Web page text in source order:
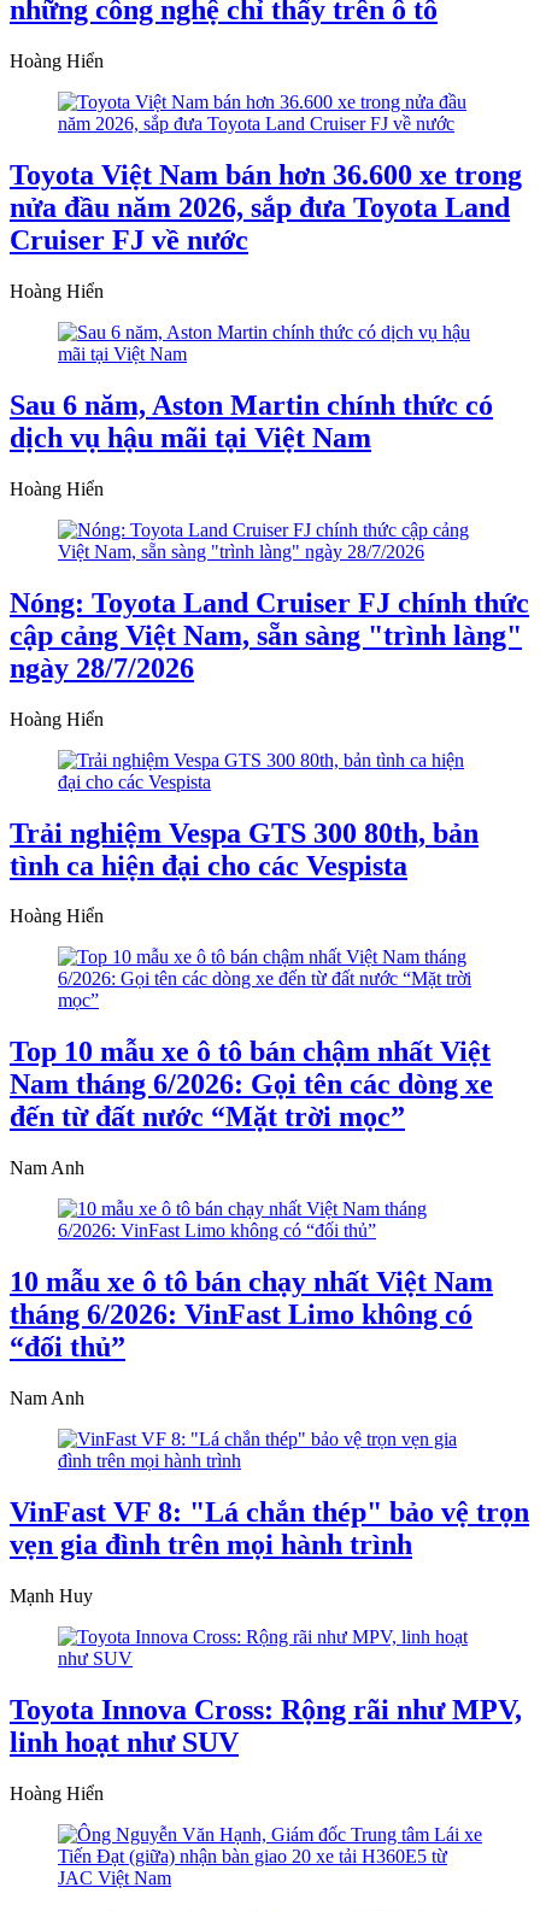
những công nghệ chỉ thấy trên ô tô
Hoàng Hiển
Toyota Việt Nam bán hơn 36.600 xe trong
nửa đầu năm 2026, sắp đưa Toyota Land
Cruiser FJ về nước
Hoàng Hiển
Sau 6 năm, Aston Martin chính thức có
dịch vụ hậu mãi tại Việt Nam
Hoàng Hiển
Nóng: Toyota Land Cruiser FJ chính thức
cập cảng Việt Nam, sẵn sàng "trình làng"
ngày 28/7/2026
Hoàng Hiển
Trải nghiệm Vespa GTS 300 80th, bản
tình ca hiện đại cho các Vespista
Hoàng Hiển
Top 10 mẫu xe ô tô bán chậm nhất Việt
Nam tháng 6/2026: Gọi tên các dòng xe
đến từ đất nước “Mặt trời mọc”
Nam Anh
10 mẫu xe ô tô bán chạy nhất Việt Nam
tháng 6/2026: VinFast Limo không có
“đối thủ”
Nam Anh
VinFast VF 8: "Lá chắn thép" bảo vệ trọn
vẹn gia đình trên mọi hành trình
Mạnh Huy
Toyota Innova Cross: Rộng rãi như MPV,
linh hoạt như SUV
Hoàng Hiển